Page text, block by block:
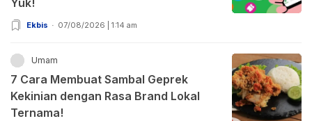
Yuk!
Ekbis 07/08/2026 | 1:14 am
Umam
7 Cara Membuat Sambal Geprek
Kekinian dengan Rasa Brand Lokal
Ternama!